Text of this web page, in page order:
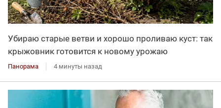
Убираю старые ветви и хорошо проливаю куст: так
крыжовник готовится к новому урожаю
Панорама 4 минуты назад